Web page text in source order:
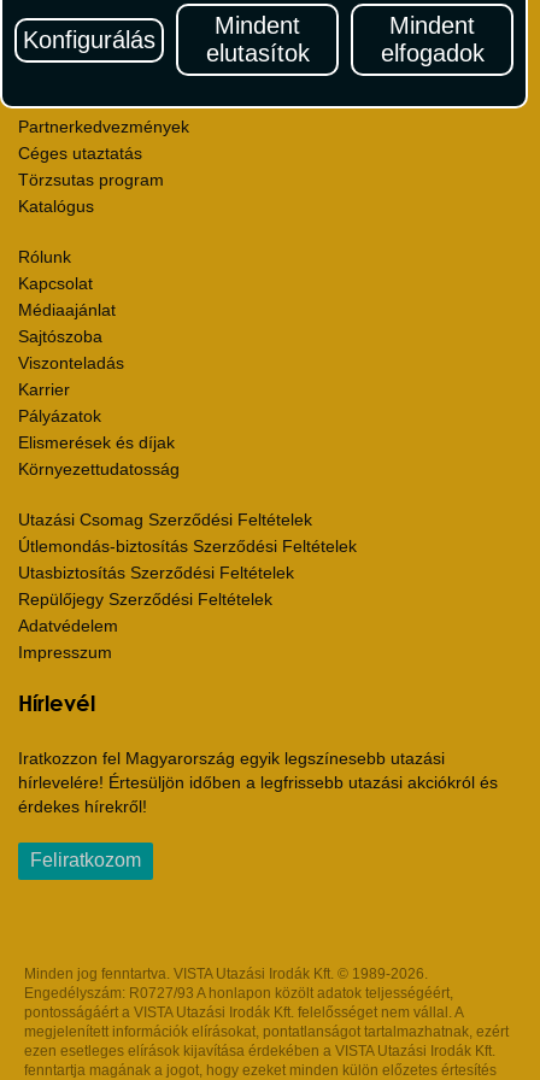
Konfigurálás
Mindent
elutasítok
Mindent
elfogadok
Vízumügyintézés
Autóbérlés
Partnerkedvezmények
Céges utaztatás
Törzsutas program
Katalógus
Rólunk
Kapcsolat
Médiaajánlat
Sajtószoba
Viszonteladás
Karrier
Pályázatok
Elismerések és díjak
Környezettudatosság
Utazási Csomag Szerződési Feltételek
Útlemondás-biztosítás Szerződési Feltételek
Utasbiztosítás Szerződési Feltételek
Repülőjegy Szerződési Feltételek
Adatvédelem
Impresszum
Hírlevél
Iratkozzon fel Magyarország egyik legszínesebb utazási
hírlevelére! Értesüljön időben a legfrissebb utazási akciókról és
érdekes hírekről!
Feliratkozom
Minden jog fenntartva. VISTA Utazási Irodák Kft. © 1989-2026.
Engedélyszám: R0727/93 A honlapon közölt adatok teljességéért,
pontosságáért a VISTA Utazási Irodák Kft. felelősséget nem vállal. A
megjelenített információk elírásokat, pontatlanságot tartalmazhatnak, ezért
ezen esetleges elírások kijavítása érdekében a VISTA Utazási Irodák Kft.
fenntartja magának a jogot, hogy ezeket minden külön előzetes értesítés